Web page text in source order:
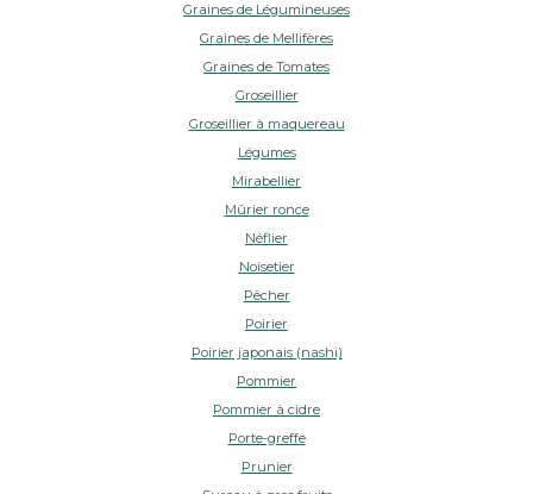
Graines de Légumineuses
Graines de Mellifères
Graines de Tomates
Groseillier
Groseillier à maquereau
Légumes
Mirabellier
Mûrier ronce
Néflier
Noisetier
Pêcher
Poirier
Poirier japonais (nashi)
Pommier
Pommier à cidre
Porte-greffe
Prunier